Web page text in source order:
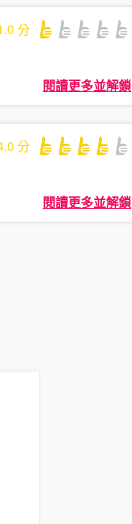
分
閱讀更多並解鎖
分
閱讀更多並解鎖